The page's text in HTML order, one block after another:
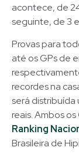
acontece, de
seguinte, de 3
Provas para
até os GPs de
recordes na
será distribuída
reais. Ambos
Ranking
Brasileira de